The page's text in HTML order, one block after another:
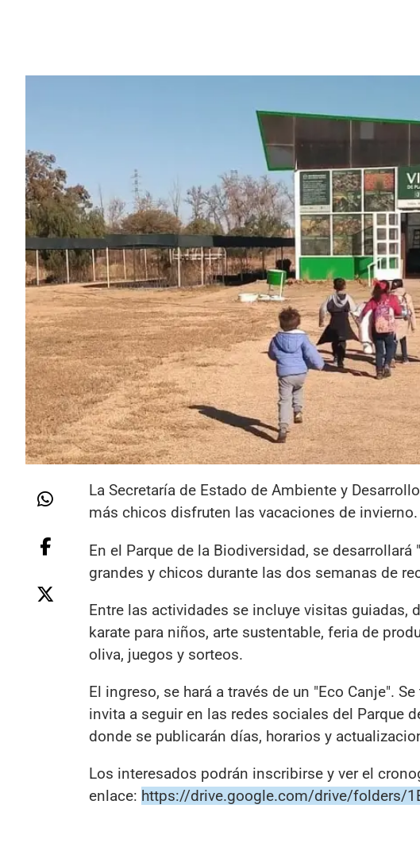
La Secretaría de Estado de Ambiente y
más chicos disfruten las vacaciones de invierno.
En el Parque de la Biodiversidad, se
grandes y chicos durante las dos semanas de
Entre las actividades se incluye visitas guiadas,
karate para niños, arte sustentable, feria de
oliva, juegos y sorteos.
El ingreso, se hará a través de un "Eco Canje".
invita a seguir en las redes sociales del Parque
donde se publicarán días, horarios y
Los interesados podrán inscribirse y ver el
enlace: https://drive.google.com/drive/folders/